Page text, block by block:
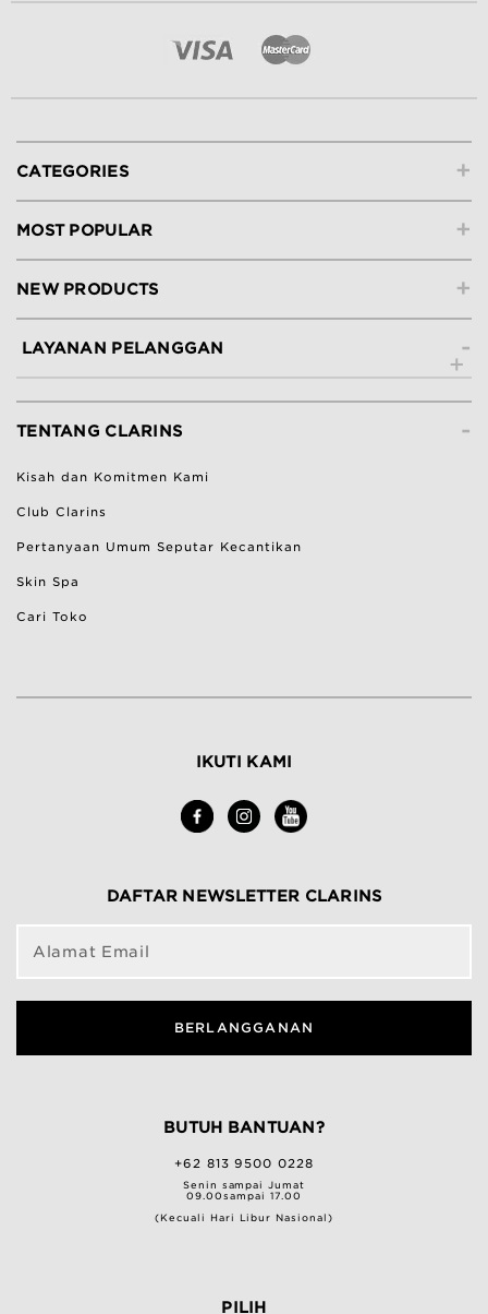
+
CATEGORIES
+
MOST POPULAR
+
NEW PRODUCTS
-
LAYANAN PELANGGAN
Lacak Pesanan -
TENTANG CLARINS
Kisah dan Komitmen Kami
Club Clarins
Pertanyaan Umum Seputar Kecantikan
Skin Spa
Cari Toko
IKUTI KAMI
DAFTAR NEWSLETTER CLARINS
Alamat Email
BERLANGGANAN
BUTUH BANTUAN?
+62 813 9500 0228
Senin sampai Jumat
09.00sampai 17.00
(Kecuali Hari Libur Nasional)
PILIH